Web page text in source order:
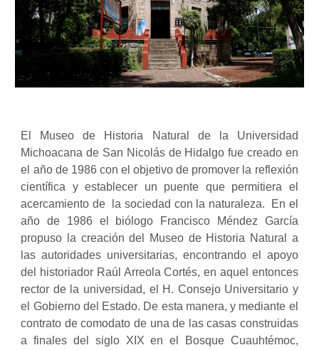
El Museo de Historia Natural de la Universidad
Michoacana de San Nicolás de Hidalgo fue creado en
el año de 1986 con el objetivo de promover la reflexión
científica y establecer un puente que permitiera el
acercamiento de la sociedad con la naturaleza. En el
año de 1986 el biólogo Francisco Méndez García
propuso la creación del Museo de Historia Natural a
las autoridades universitarias, encontrando el apoyo
del historiador Raúl Arreola Cortés, en aquel entonces
rector de la universidad, el H. Consejo Universitario y
el Gobierno del Estado. De esta manera, y mediante el
contrato de comodato de una de las casas construidas
a finales del siglo XIX en el Bosque Cuauhtémoc,